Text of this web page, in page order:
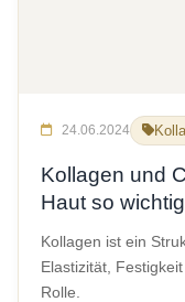
24.06.2024
Kollagen und
Haut so
Kollagen ist ein
Elastizität,
Rolle.